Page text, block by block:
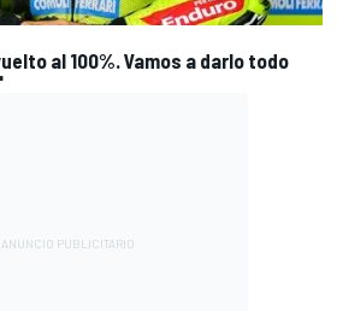
al 100%. Vamos a darlo todo